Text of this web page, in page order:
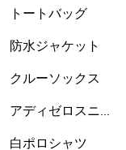
トートバッグ
防水ジャケット
クルーソックス
アディゼロスニー
白ポロシャツ